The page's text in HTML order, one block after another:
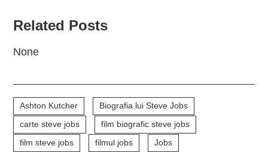
Related Posts
None
Ashton Kutcher
Biografia lui Steve Jobs
carte steve jobs
film biografic steve jobs
film steve jobs
filmul jobs
Jobs